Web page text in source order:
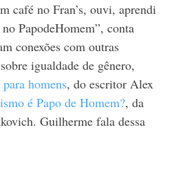
café no Fran’s, ouvi, aprendi
PapodeHomem”, conta
conexões com outras
igualdade de gênero,
homens, do escritor Alex
é Papo de Homem?, da
Guilherme fala dessa